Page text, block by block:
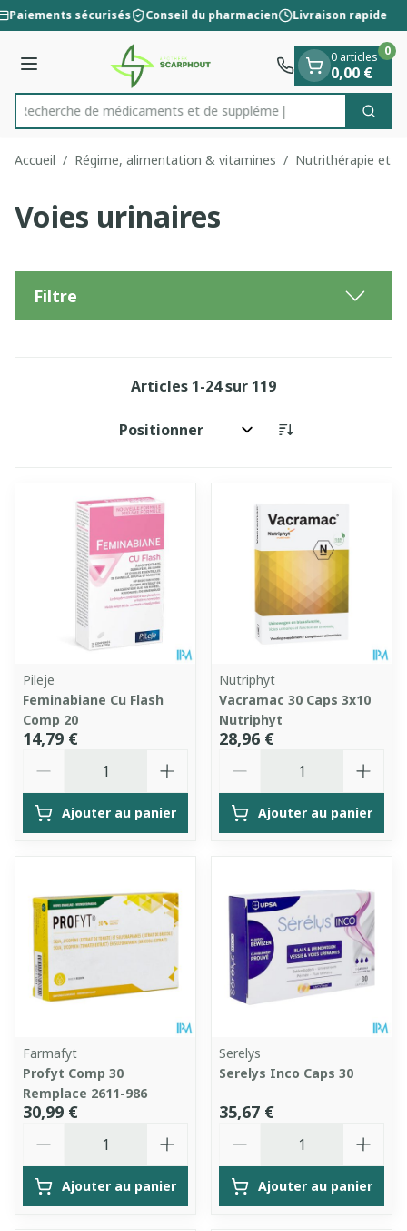
Aller au contenu
1 de 1
Paiements sécurisés Conseil du pharmacien Livraison rapide
Menu
Rechercher
Recherche de médicamen
0 articles
0,00 €
0
Accueil / Régime, alimentation & vitamines / Nutrithérapie et
Voies urinaires
Filtre
Articles 1-24sur 119
Trier par:
Pileje
Feminabiane Cu Flash
Comp 20
14,79 €
Ajouter au panier
Nutriphyt
Vacramac 30 Caps 3x10
Nutriphyt
28,96 €
Ajouter au panier
Farmafyt
Profyt Comp 30
Remplace 2611-986
30,99 €
Ajouter au panier
Serelys
Serelys Inco Caps 30
35,67 €
Ajouter au panier